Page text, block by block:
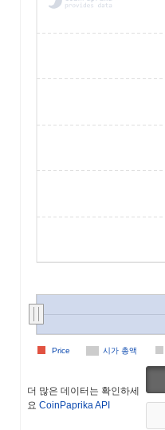
시가 총액
Price
더 많은 데이터는 확인하세
요 CoinPaprika API